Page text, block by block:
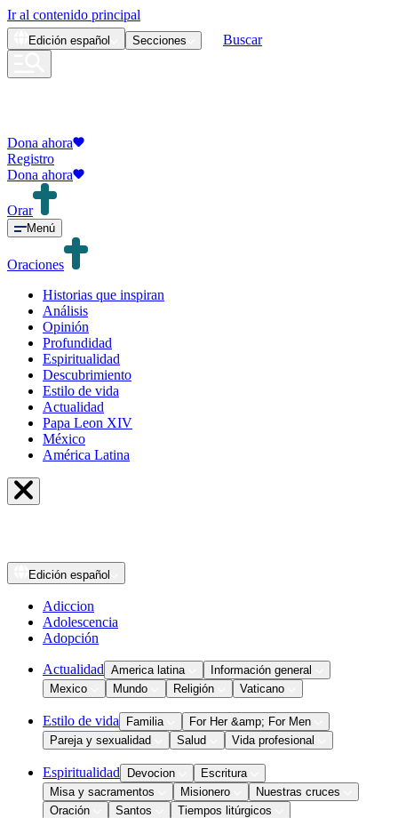
Ir al contenido principal
Edición español Secciones Buscar
Dona ahora
Registro
Dona ahora
Orar
Menú
Oraciones
Historias que inspiran
Análisis
Opinión
Profundidad
Espiritualidad
Descubrimiento
Estilo de vida
Actualidad
Papa Leon XIV
México
América Latina
Edición español
Adiccion
Adolescencia
Adopción
Actualidad America latina
Información general
Mexico
Mundo Religión Vaticano
Estilo de vida Familia
For Her &amp; For Men
Pareja y sexualidad
Salud Vida profesional
Espiritualidad Devocion
Escritura
Misa y sacramentos
Misionero
Nuestras cruces
Oración
Santos
Tiempos litúrgicos